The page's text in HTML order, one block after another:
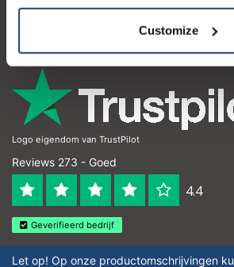
Customize
Contactgegevens
Logo eigendom van TrustPilot
Reviews 273 - Goed
4.4
Geverifieerd bedrijf
Let op! Op onze productomschrijvingen